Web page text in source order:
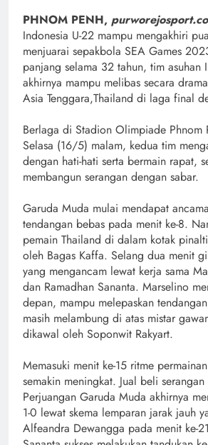
PHNOM PENH,
Indonesia U-22 mampu mengakhiri
menjuarai sepakbola SEA Games
panjang selama 32 tahun, tim asuhan
akhirnya mampu melibas secara
Asia Tenggara,Thailand di laga final
Berlaga di Stadion Olimpiade Phnom
Selasa (16/5) malam, kedua tim
dengan hati-hati serta bermain rapat,
membangun serangan dengan sabar.
Garuda Muda mulai mendapat
tendangan bebas pada menit ke-8.
pemain Thailand di dalam kotak
oleh Bagas Kaffa. Selang dua menit
yang mengancam lewat kerja sama
dan Ramadhan Sananta. Marselino
depan, mampu melepaskan
masih melambung di atas mistar
dikawal oleh Soponwit Rakyart.
Memasuki menit ke-15 ritme
semakin meningkat. Jual beli
Perjuangan Garuda Muda akhirnya
1-0 lewat skema lemparan jarak jauh
Alfeandra Dewangga pada menit ke-